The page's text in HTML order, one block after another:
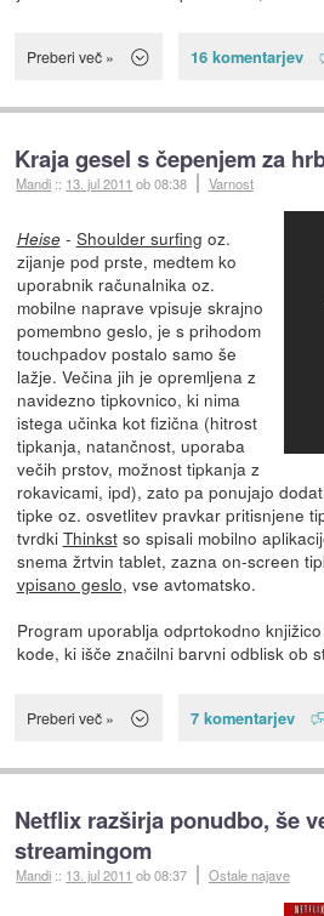
Preberi več » 16 komentarjev
Kraja gesel s čepenjem za
Mandi :: 13. jul 2011 ob 08:38 Varnost
Heise- Shoulder surfing oz.
zijanje pod prste, medtem ko
uporabnik računalnika oz.
mobilne naprave vpisuje skrajno
pomembno geslo, je s prihodom
touchpadov postalo samo še
lažje. Večina jih je opremljena z
navidezno tipkovnico, ki nima
istega učinka kot fizična (hitrost
tipkanja, natančnost, uporaba
večih prstov, možnost tipkanja z
rokavicami, ipd), zato pa ponujajo
tipke oz. osvetlitev pravkar pritisnjene
tvrdki Thinkstso spisali mobilno
snema žrtvin tablet, zazna on-screen
vpisano geslo, vse avtomatsko.
Program uporablja odprtokodno knjižico
kode, ki išče značilni barvni odblisk ob
Preberi več » 7 komentarjev
Netflix razširja ponudbo, še
streamingom
Mandi :: 13. jul 2011 ob 08:37 Ostale najave